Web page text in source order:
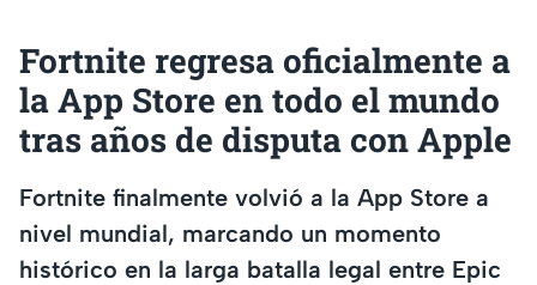
Fortnite regresa oficialmente a
la App Store en todo el mundo
tras años de disputa con Apple
Fortnite finalmente volvió a la App Store a
nivel mundial, marcando un momento
histórico en la larga batalla legal entre Epic